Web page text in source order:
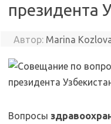
президента
Автор: Marina
Вопросы